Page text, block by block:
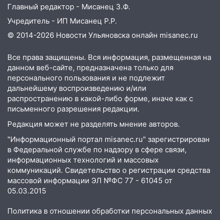
06:10 Двое мигрантов изнасиловали 13-
летнюю девочку в центре Ульяновска
06:00 Мертвеца выкопали, посадили в
мешок и попытались утопить в Волге
05:30 Астрологи назвали самый
опасный день августа: что ждет каждый
знак 5 августа
04.08.2026
23:27
Прокуратура проверяет
22:33 Прокуратура проверяет
спортивные объекты в Старой Майне
21:01
Ульяновцев приглашают сдать
кровь: День донора пройдёт 6 августа
20:17
Ульяновская область девятую
Главный редактор - Мисанец З.Ф.
Учредитель - ИП Мисанец Р.Р.
© 2014-2026 Новости Ульяновска онлайн misanec.ru
Все права защищены. Вся информация, размещенная на
данном веб-сайте, предназначена только для
персонального пользования и не подлежит
дальнейшему воспроизведению и/или
распространению в какой-либо форме, иначе как с
письменного разрешения редакции.
Редакция может не разделять мнение авторов.
"Информационный портал misanec.ru" зарегистрирован
в Федеральной службе по надзору в сфере связи,
информационных технологий и массовых
коммуникаций. Свидетельство о регистрации средства
массовой информации ЭЛ №ФС 77 - 61045 от
05.03.2015
Политика в отношении обработки персональных данных